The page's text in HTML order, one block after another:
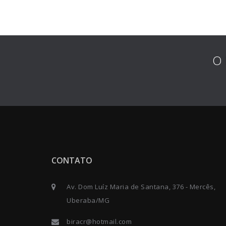
O
CONTATO
Av. Dom Luíz Maria de Santana, 376 - Mercês,
Uberaba/MG
biracr@hotmail.com